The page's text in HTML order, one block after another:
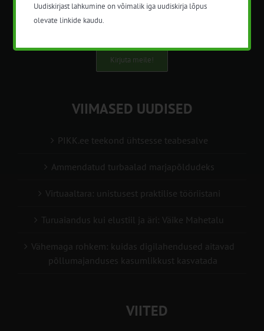
info@pikk.ee
Kirjuta meile!
VIIMASED UUDISED
PIKK.ee teekond ühtsesse teabesalve
Ammendatud turbaalad marjapõldudeks
Virtuaaltara: unistusest praktilise tööriistani
Turuaiandus kui elustiil ja äri: Väike Mahetalu
Vähemaga rohkem: kuidas digilahendused aitavad
põllumajanduses kasumlikkust kasvatada
VIITED
Uudiskirjast lahkumine on võimalik iga uudiskirja lõpus
olevate linkide kaudu.